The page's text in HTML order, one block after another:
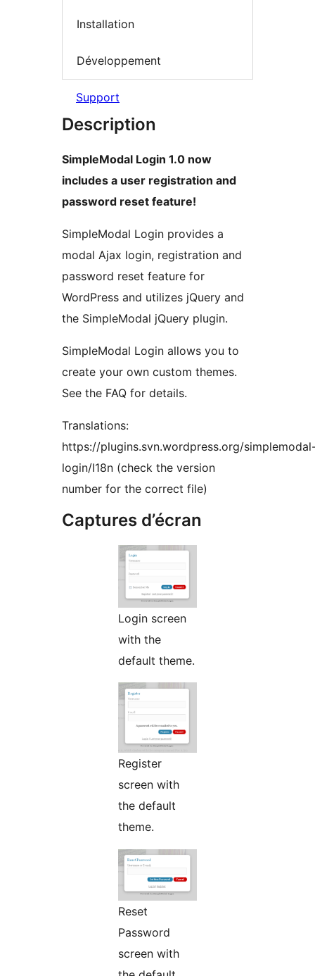
Installation
Développement
Support
Description
SimpleModal Login 1.0 now
includes a user registration and
password reset feature!
SimpleModal Login provides a
modal Ajax login, registration and
password reset feature for
WordPress and utilizes jQuery and
the SimpleModal jQuery plugin.
SimpleModal Login allows you to
create your own custom themes.
See the FAQ for details.
Translations:
https://plugins.svn.wordpress.org/
login/I18n (check the version
number for the correct file)
Captures d’écran
Login screen
with the
default theme.
Register
screen with
the default
theme.
Reset
Password
screen with